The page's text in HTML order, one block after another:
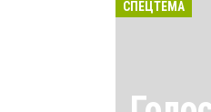
СПЕЦТЕМА